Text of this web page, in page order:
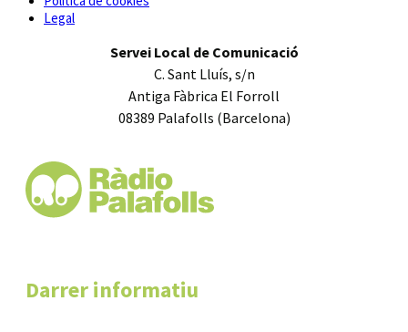
Legal
Servei Local de Comunicació
C. Sant Lluís, s/n
Antiga Fàbrica El Forroll
08389 Palafolls (Barcelona)
Darrer informatiu